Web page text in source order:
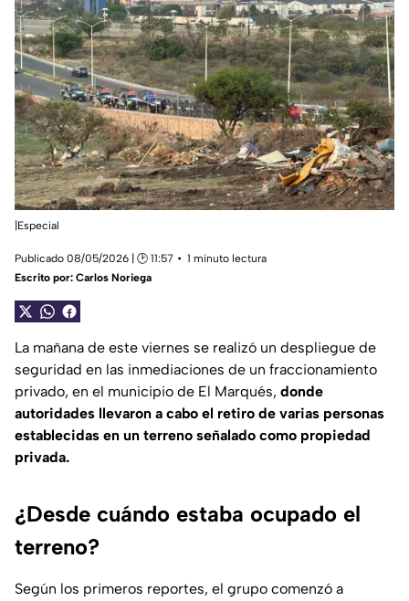
|Especial
Publicado 08/05/2026 | 🕑 11:57
1 minuto lectura
Escrito por: Carlos Noriega
La mañana de este viernes se realizó un despliegue de
seguridad en las inmediaciones de un fraccionamiento
privado, en el municipio de El Marqués, donde
autoridades llevaron a cabo el retiro de varias personas
establecidas en un terreno señalado como propiedad
privada.
¿Desde cuándo estaba ocupado el
terreno?
Según los primeros reportes, el grupo comenzó a